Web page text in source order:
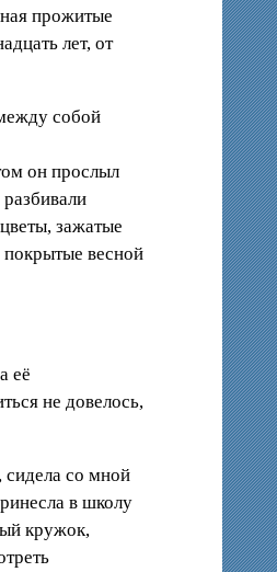
прожитые
лет, от
собой
он прослыл
зажатые
покрытые весной
её
не довелось,
сидела со мной
в школу
кружок,